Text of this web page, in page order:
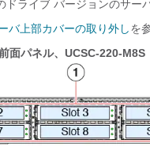
ライブ バージョンのサー
バ上部カバーの取り外しを
面パネル、UCSC-220-M8S